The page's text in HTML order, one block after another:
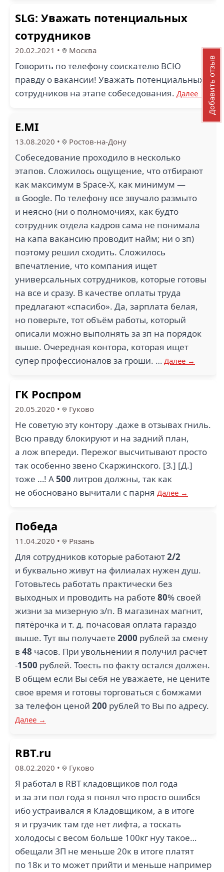
SLG: Уважать потенциальных
сотрудников
20.02.2021 • Москва
Говорить по телефону соискателю ВСЮ
правду о вакансии! Уважать потенциальных
сотрудников на этапе собеседования. Далее →
E.MI
13.08.2020 • Ростов-на-Дону
Собеседование проходило в несколько
этапов. Сложилось ощущение, что отбирают
как максимум в Space-X, как минимум —
в Google. По телефону все звучало размыто
и неясно (ни о полномочиях, как будто
сотрудник отдела кадров сама не понимала
на капа вакансию проводит найм; ни о зп)
поэтому решил сходить. Сложилось
впечатление, что компания ищет
универсальных сотрудников, которые готовы
на все и сразу. В качестве оплаты труда
предлагают «спасибо». Да, зарплата белая,
но поверьте, тот объём работы, который
описали можно выполнять за зп на порядок
выше. Очередная контора, которая ищет
супер профессионалов за гроши. … Далее →
ГК Роспром
20.05.2020 • Гуково
Не советую эту контору .даже в отзывах гниль.
Всю правду блокируют и на задний план,
а лож впереди. Пережог высчитывают просто
так особенно звено Скаржинского. [З.] [Д.]
тоже …! А500 литров должны, так как
не обосновано вычитали с парня Далее →
Победа
11.04.2020 • Рязань
Для сотрудников которые работают2/2
и буквально живут на филиалах нужен душ.
Готовьтесь работать практически без
выходных и проводить на работе 80% своей
жизни за мизерную з/п. В магазинах магнит,
пятёрочка и т. д. почасовая оплата гараздо
выше. Тут вы получаете 2000 рублей за смену
в 48 часов. При увольнении я получил расчет
-1500 рублей. Тоесть по факту остался должен.
В общем если Вы себя не уважаете, не цените
свое время и готовы торговаться с бомжами
за телефон ценой 200 рублей то Вы по адресу.
Далее →
RBT.ru
08.02.2020 • Гуково
Я работал в RBT кладовщиков пол года
и за эти пол года я понял что просто ошибся
ибо устраивался я Кладовщиком, а в итоге
я и грузчик там где нет лифта, а тоскать
холодосы с весом больше 100кг нуу такое…
обещали ЗП не меньше 20к в итоге платят
по 18к и то может прийти и меньше например
Добавить отзыв